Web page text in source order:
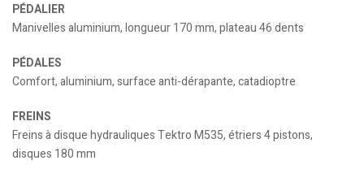
PÉDALIER
Manivelles aluminium, longueur 170 mm, plateau 46 dents
PÉDALES
Comfort, aluminium, surface anti-dérapante, catadioptre
FREINS
Freins à disque hydrauliques Tektro M535, étriers 4 pistons,
disques 180 mm